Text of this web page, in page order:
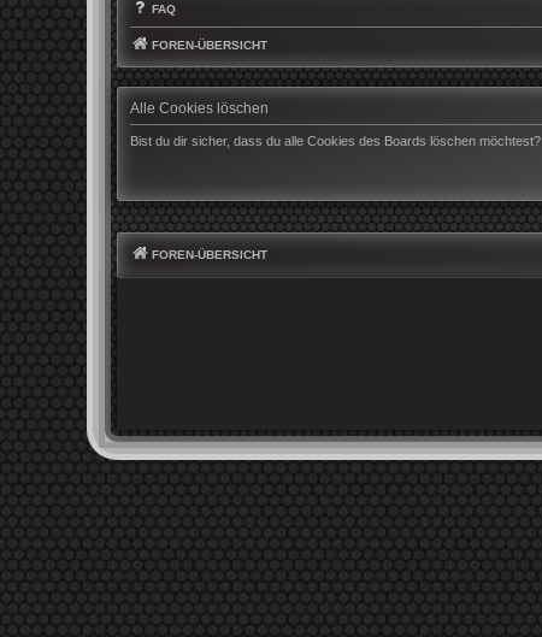
FAQ
FOREN-ÜBERSICHT
Alle Cookies löschen
Bist du dir sicher, dass du alle Cookies des Boards löschen möchtest?
FOREN-ÜBERSICHT